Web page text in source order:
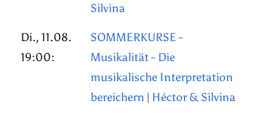
Silvina
Di., 11.08.
19:00:
SOMMERKURSE -
Musikalität - Die
musikalische Interpretation
bereichern | Héctor & Silvina